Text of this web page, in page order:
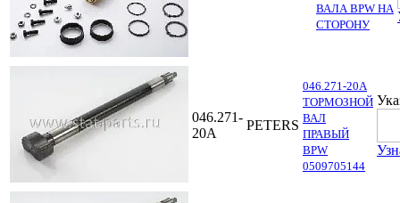
ВАЛА BPW НА
СТОРОНУ
046.271-
20A
PETERS
046.271-20A
ТОРМОЗНОЙ
ВАЛ
ПРАВЫЙ
BPW
0509705144